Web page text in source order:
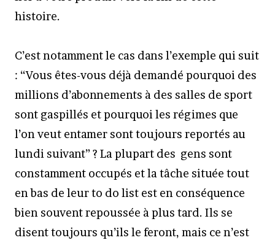
histoire.
C’est notamment le cas dans l’exemple qui suit
: “Vous êtes-vous déjà demandé pourquoi des
millions d’abonnements à des salles de sport
sont gaspillés et pourquoi les régimes que
l’on veut entamer sont toujours reportés au
lundi suivant” ? La plupart des gens sont
constamment occupés et la tâche située tout
en bas de leur to do list est en conséquence
bien souvent repoussée à plus tard. Ils se
disent toujours qu’ils le feront, mais ce n’est